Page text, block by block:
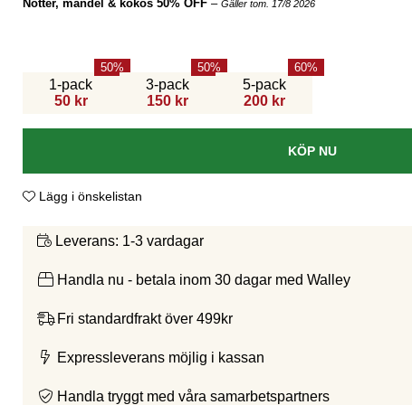
Nötter, mandel & kokos 50% OFF – Gäller tom. 17/8 2026
1-pack
50 kr
50
3-pack
150 kr
50
5-pack
200 kr
60
KÖP NU
Lägg i önskelistan
Leverans: 1-3 vardagar
Handla nu - betala inom 30 dagar med Walley
Fri standardfrakt över 499kr
Expressleverans möjlig i kassan
Handla tryggt med våra samarbetspartners